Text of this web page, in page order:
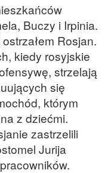
Buczy i Irpinia.
Rosjan.
kiedy rosyjskie
strzelają
się
którym
z dziećmi.
zastrzelili
Jurija